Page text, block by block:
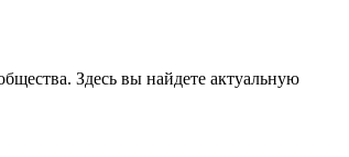
Здесь вы найдете актуальную